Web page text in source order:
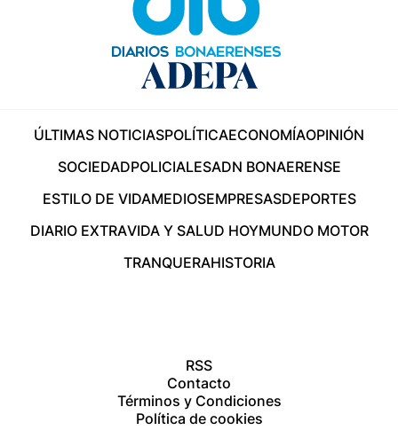
ÚLTIMAS NOTICIASPOLÍTICAECONOMÍAOPINIÓN
SOCIEDADPOLICIALESADN BONAERENSE
ESTILO DE VIDAMEDIOSEMPRESASDEPORTES
DIARIO EXTRAVIDA Y SALUD HOYMUNDO MOTOR
TRANQUERAHISTORIA
RSS
Contacto
Términos y Condiciones
Política de cookies